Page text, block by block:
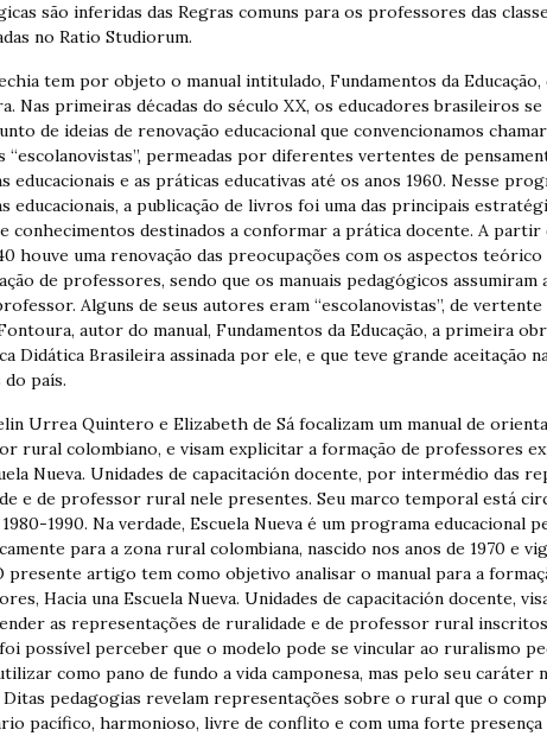
são inferidas das Regras comuns para os professores das
no Ratio Studiorum.
tem por objeto o manual intitulado, Fundamentos da Educação,
Nas primeiras décadas do século XX, os educadores brasileiros
de ideias de renovação educacional que convencionamos
“escolanovistas”, permeadas por diferentes vertentes de
educacionais e as práticas educativas até os anos 1960. Nesse
educacionais, a publicação de livros foi uma das principais
conhecimentos destinados a conformar a prática docente. A partir
houve uma renovação das preocupações com os aspectos
de professores, sendo que os manuais pedagógicos assumiram
Alguns de seus autores eram “escolanovistas”, de
autor do manual, Fundamentos da Educação, a primeira
Didática Brasileira assinada por ele, e que teve grande aceitação
país.
Urrea Quintero e Elizabeth de Sá focalizam um manual de
rural colombiano, e visam explicitar a formação de professores
Nueva. Unidades de capacitación docente, por intermédio das
e de professor rural nele presentes. Seu marco temporal está
1990. Na verdade, Escuela Nueva é um programa educacional
para a zona rural colombiana, nascido nos anos de 1970 e
presente artigo tem como objetivo analisar o manual para a
Hacia una Escuela Nueva. Unidades de capacitación docente,
as representações de ruralidade e de professor rural
possível perceber que o modelo pode se vincular ao ruralismo
como pano de fundo a vida camponesa, mas pelo seu caráter
pedagogias revelam representações sobre o rural que o
pacífico, harmonioso, livre de conflito e com uma forte presença